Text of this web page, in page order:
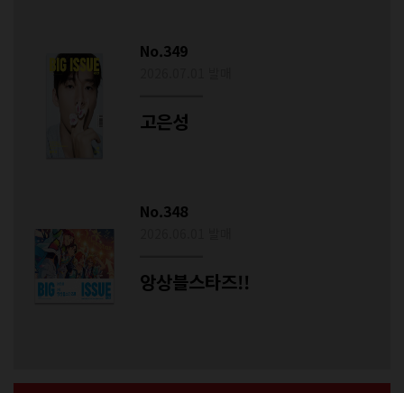
No.349
고은성
No.348
앙상블스타즈!!